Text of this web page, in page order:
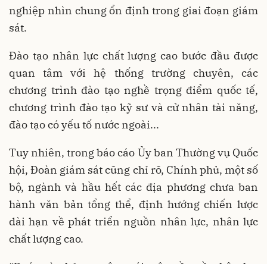
nghiệp nhìn chung ổn định trong giai đoạn giám
sát.
Đào tạo nhân lực chất lượng cao bước đầu được
quan tâm với hệ thống trường chuyên, các
chương trình đào tạo nghề trọng điểm quốc tế,
chương trình đào tạo kỹ sư và cử nhân tài năng,
đào tạo có yếu tố nước ngoài...
Tuy nhiên, trong báo cáo Ủy ban Thường vụ Quốc
hội, Đoàn giám sát cũng chỉ rõ, Chính phủ, một số
bộ, ngành và hầu hết các địa phương chưa ban
hành văn bản tổng thể, định hướng chiến lược
dài hạn về phát triển nguồn nhân lực, nhân lực
chất lượng cao.